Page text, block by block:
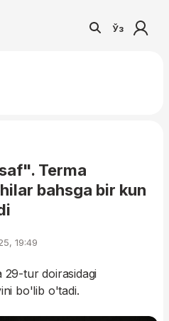
Ўз
Terma
bahsga bir kun
19:49
tur doirasidagi
bo'lib o'tadi.